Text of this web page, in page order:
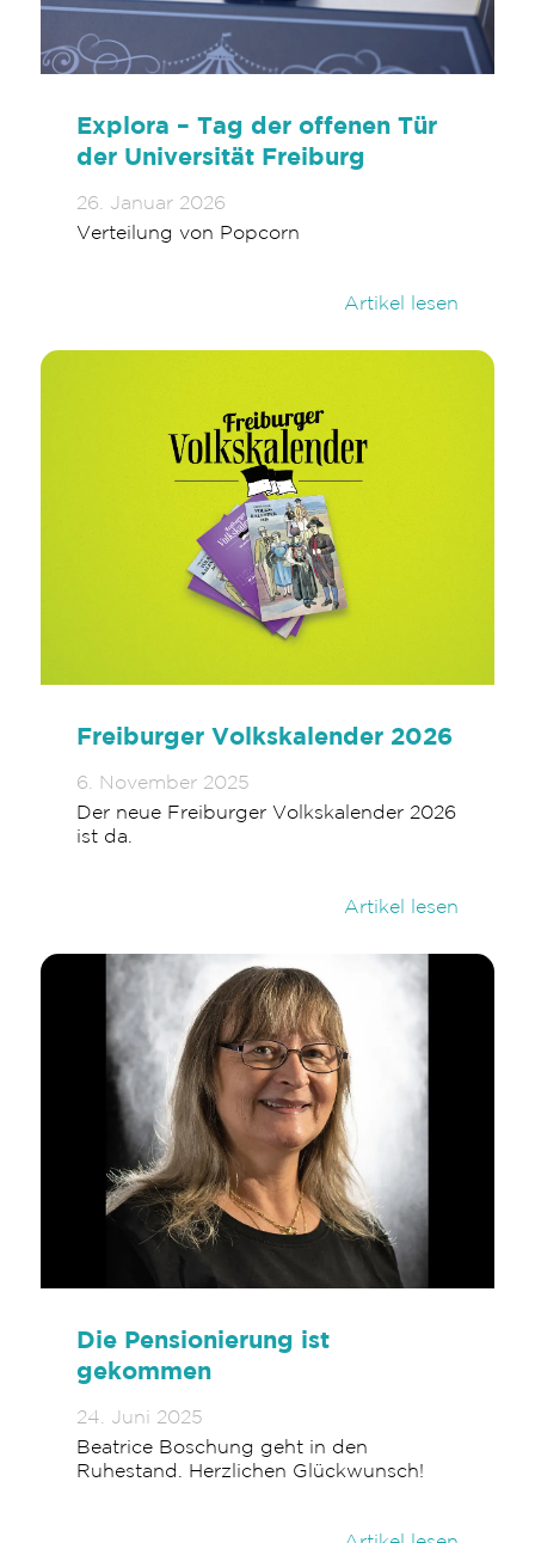
Explora – Tag der offenen Tür
der Universität Freiburg
26. Januar 2026
Verteilung von Popcorn
Artikel lesen
Freiburger Volkskalender 2026
6. November 2025
Der neue Freiburger Volkskalender 2026
ist da.
Artikel lesen
Die Pensionierung ist
gekommen
24. Juni 2025
Beatrice Boschung geht in den
Ruhestand. Herzlichen Glückwunsch!